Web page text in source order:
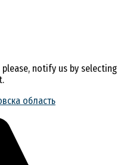
notify us by selecting
область